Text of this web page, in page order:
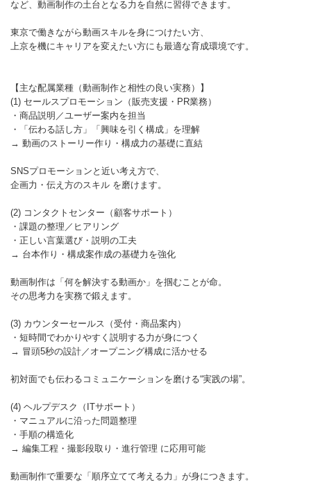
など、動画制作の土台となる力を自然に習得できます。
東京で働きながら動画スキルを身につけたい方、
上京を機にキャリアを変えたい方にも最適な育成環境です。
【主な配属業種（動画制作と相性の良い実務）】
(1) セールスプロモーション（販売支援・PR業務）
・商品説明／ユーザー案内を担当
・「伝わる話し方」「興味を引く構成」を理解
→ 動画のストーリー作り・構成力の基礎に直結
SNSプロモーションと近い考え方で、
企画力・伝え方のスキル を磨けます。
(2) コンタクトセンター（顧客サポート）
・課題の整理／ヒアリング
・正しい言葉選び・説明の工夫
→ 台本作り・構成案作成の基礎力を強化
動画制作は「何を解決する動画か」を掴むことが命。
その思考力を実務で鍛えます。
(3) カウンターセールス（受付・商品案内）
・短時間でわかりやすく説明する力が身につく
→ 冒頭5秒の設計／オープニング構成に活かせる
初対面でも伝わるコミュニケーションを磨ける“実践の場”。
(4) ヘルプデスク（ITサポート）
・マニュアルに沿った問題整理
・手順の構造化
→ 編集工程・撮影段取り・進行管理 に応用可能
動画制作で重要な「順序立てて考える力」が身につきます。